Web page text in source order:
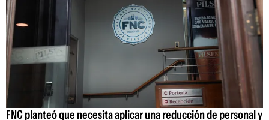
FNC planteó que necesita aplicar una reducción de personal y